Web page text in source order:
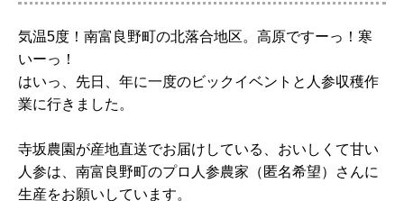
気温5度！南富良野町の北落合地区。高原ですーっ！寒
いーっ！
はいっ、先日、年に一度のビックイベントと人参収穫作
業に行きました。
寺坂農園が産地直送でお届けしている、おいしくて甘い
人参は、南富良野町のプロ人参農家（匿名希望）さんに
生産をお願いしています。